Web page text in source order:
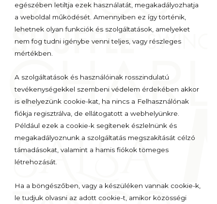
egészében letiltja ezek használatát, megakadályozhatja
a weboldal működését. Amennyiben ez így történik,
lehetnek olyan funkciók és szolgáltatások, amelyeket
nem fog tudni igénybe venni teljes, vagy részleges
mértékben.
A szolgáltatások és használóinak rosszindulatú
tevékenységekkel szembeni védelem érdekében akkor
is elhelyezünk cookie-kat, ha nincs a Felhasználónak
fiókja regisztrálva, de ellátogatott a webhelyünkre.
Például ezek a cookie-k segítenek észlelnünk és
megakadályoznunk a szolgáltatás megszakítását célzó
támadásokat, valamint a hamis fiókok tömeges
létrehozását.
Ha a böngészőben, vagy a készüléken vannak cookie-k,
le tudjuk olvasni az adott cookie-t, amikor közösségi